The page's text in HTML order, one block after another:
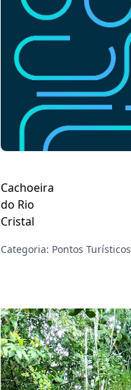
Cachoeira
do Rio
Cristal
Categoria: Pontos Turísticos